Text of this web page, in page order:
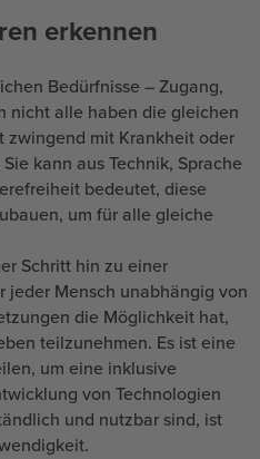
erkennen
Bedürfnisse – Zugang,
nicht alle haben die gleichen
zwingend mit Krankheit oder
kann aus Technik, Sprache
bedeutet, diese
um für alle gleiche
Schritt hin zu einer
jeder Mensch unabhängig von
die Möglichkeit hat,
teilzunehmen. Es ist eine
um eine inklusive
von Technologien
und nutzbar sind, ist